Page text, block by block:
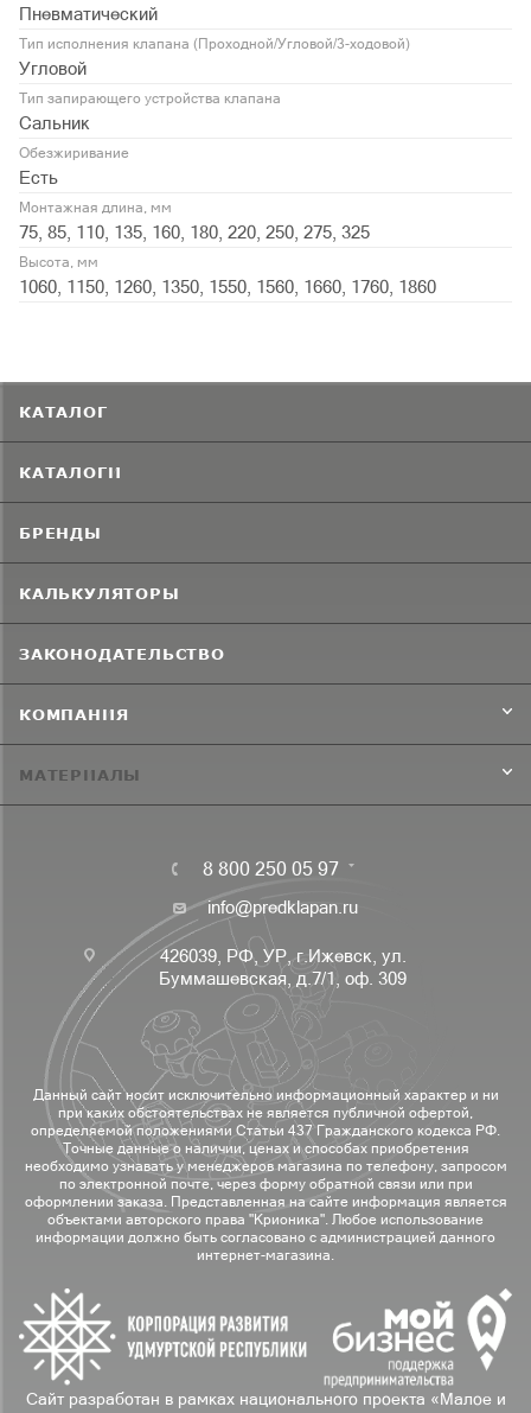
Пневматический
Тип исполнения клапана (Проходной/Угловой/3-ходовой)
Угловой
Тип запирающего устройства клапана
Сальник
Обезжиривание
Есть
Монтажная длина, мм
75, 85, 110, 135, 160, 180, 220, 250, 275, 325
Высота, мм
1060, 1150, 1260, 1350, 1550, 1560, 1660, 1760, 1860
КАТАЛОГ
КАТАЛОГИ
БРЕНДЫ
КАЛЬКУЛЯТОРЫ
ЗАКОНОДАТЕЛЬСТВО
КОМПАНИЯ
МАТЕРИАЛЫ
8 800 250 05 97
info@predklapan.ru
426039, РФ, УР, г.Ижевск, ул.
Буммашевская, д.7/1, оф. 309
Данный сайт носит исключительно информационный характер и ни
при каких обстоятельствах не является публичной офертой,
определяемой положениями Статьи 437 Гражданского кодекса РФ.
Точные данные о наличии, ценах и способах приобретения
необходимо узнавать у менеджеров магазина по телефону, запросом
по электронной почте, через форму обратной связи или при
оформлении заказа. Представленная на сайте информация является
объектами авторского права "Крионика". Любое использование
информации должно быть согласовано с администрацией данного
интернет-магазина.
Сайт разработан в рамках национального проекта «Малое и